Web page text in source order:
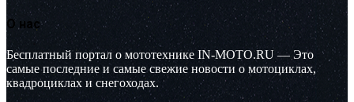
О нас
Бесплатный портал о мототехнике IN-MOTO.RU — Это
самые последние и самые свежие новости о мотоциклах,
квадроциклах и снегоходах.